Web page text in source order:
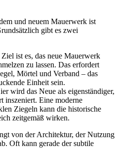
und neuem Mauerwerk ist
gibt es zwei
Ziel ist es, das neue Mauerwerk
zu lassen. Das erfordert
Mörtel und Verband – das
Einheit sein.
wird das Neue als eigenständiger,
inszeniert. Eine moderne
Ziegeln kann die historische
zeitgemäß wirken.
von der Architektur, der Nutzung
Oft kann gerade der subtile